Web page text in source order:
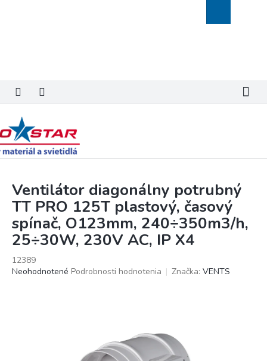
košík
Ventilátor diagonálny potrubný
TT PRO 125T plastový, časový
spínač, O123mm, 240÷350m3/h,
25÷30W, 230V AC, IP X4
12389
Priemerné
Neohodnotené Podrobnosti hodnotenia Značka: VENTS